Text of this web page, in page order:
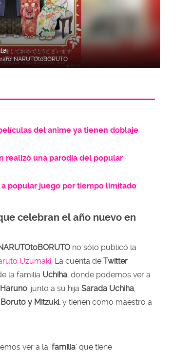
NARUTOtoBORUTO
del anime ya tienen doblaje
realizó una parodia del popular
popular juego por tiempo limitado
celebran el año nuevo en
no sólo publicó la
Uzumaki. La cuenta de Twitter
la familia Uchiha, donde podemos ver a
, junto a su hija Sarada Uchiha,
Boruto y Mitzuki, y tienen como maestro a
ver a la ‘familia’ que tiene